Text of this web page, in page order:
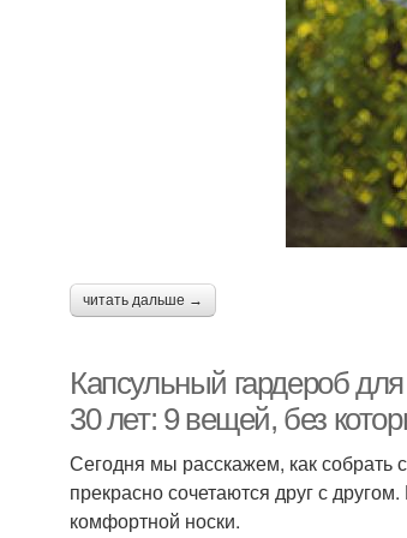
читать дальше →
Капсульный гардероб
30 лет: 9 вещей, без
Сегодня мы расскажем, как собрать
прекрасно сочетаются друг с
комфортной носки.